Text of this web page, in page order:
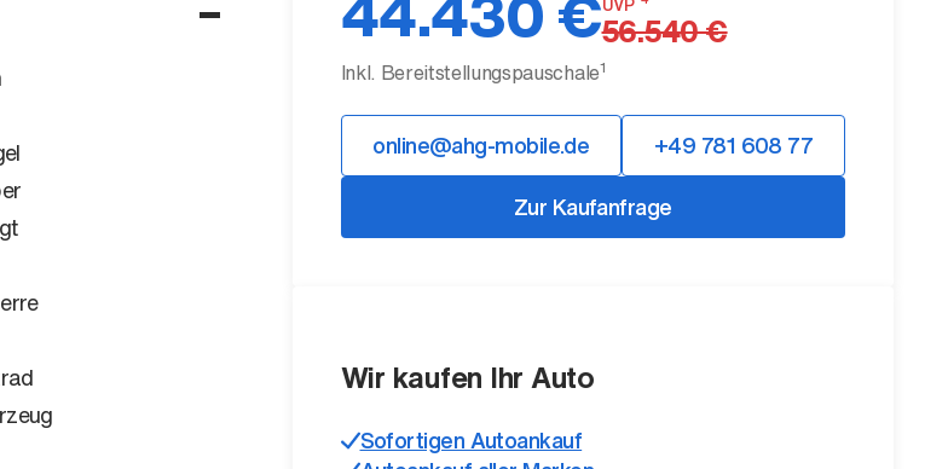
56.540 €
Inkl. Bereitstellungspauschale1
online@ahg-mobile.de
+49 781 608 77
Zur Kaufanfrage
Wir kaufen Ihr Auto
Sofortigen Autoankauf